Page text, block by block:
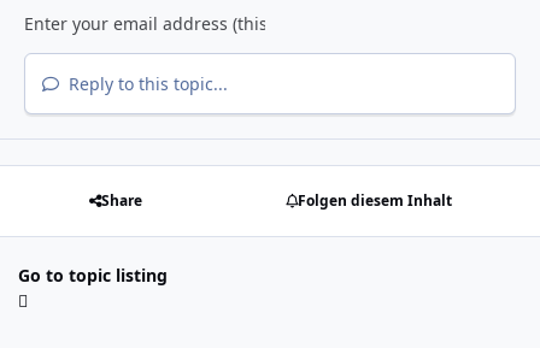
Reply to this topic...
Share Folgen diesem Inhalt
Go to topic listing